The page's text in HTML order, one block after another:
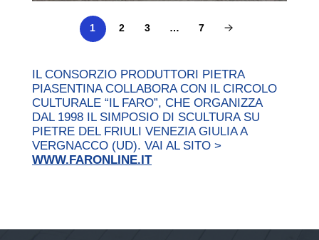
1 2 3 … 7
IL CONSORZIO PRODUTTORI PIETRA
PIASENTINA COLLABORA CON IL CIRCOLO
CULTURALE “IL FARO”, CHE ORGANIZZA
DAL 1998 IL SIMPOSIO DI SCULTURA SU
PIETRE DEL FRIULI VENEZIA GIULIA A
VERGNACCO (UD). VAI AL SITO >
WWW.FARONLINE.IT